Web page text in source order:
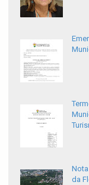
da